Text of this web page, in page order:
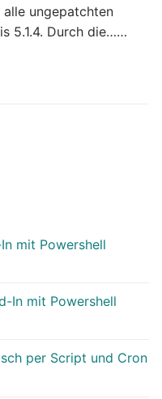
ungepatchten
5.1.4. Durch die……
mit Powershell
In mit Powershell
per Script und Cron